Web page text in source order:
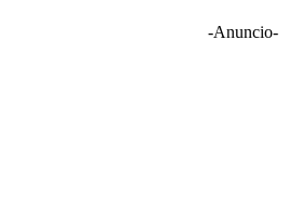
-Anuncio-